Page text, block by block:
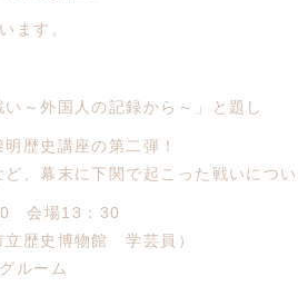
ます。
～外国人の記録から～」と題し
歴史講座の第二弾！
、幕末に下関で起こった戦いにつ
会場13：30
歴史博物館 学芸員）
ルーム